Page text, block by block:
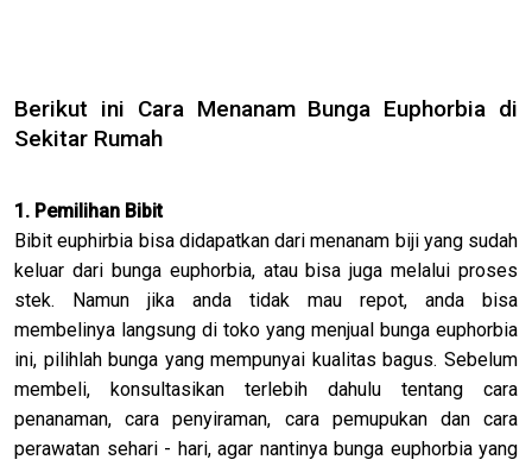
Berikut ini Cara Menanam Bunga Euphorbia di
Sekitar Rumah
1. Pemilihan Bibit
Bibit euphirbia bisa didapatkan dari menanam biji yang sudah
keluar dari bunga euphorbia, atau bisa juga melalui proses
stek. Namun jika anda tidak mau repot, anda bisa
membelinya langsung di toko yang menjual bunga euphorbia
ini, pilihlah bunga yang mempunyai kualitas bagus. Sebelum
membeli, konsultasikan terlebih dahulu tentang cara
penanaman, cara penyiraman, cara pemupukan dan cara
perawatan sehari - hari, agar nantinya bunga euphorbia yang